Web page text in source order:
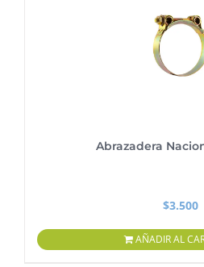
Abrazadera
$3.500
AÑADIR AL